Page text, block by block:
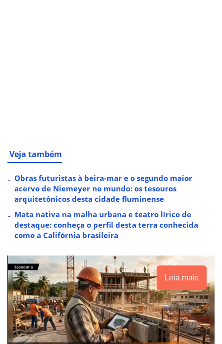
Veja também
Obras futuristas à beira-mar e o segundo maior
acervo de Niemeyer no mundo: os tesouros
arquitetônicos desta cidade fluminense
Mata nativa na malha urbana e teatro lírico de
destaque: conheça o perfil desta terra conhecida
como a Califórnia brasileira
Leia mais